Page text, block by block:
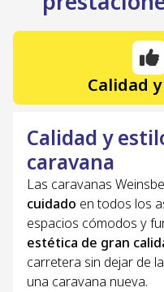
Calidad
Calidad y
caravana
Las caravanas
cuidado en todos los
espacios cómodos y
estética de gran
carretera sin dejar de
una caravana nueva.